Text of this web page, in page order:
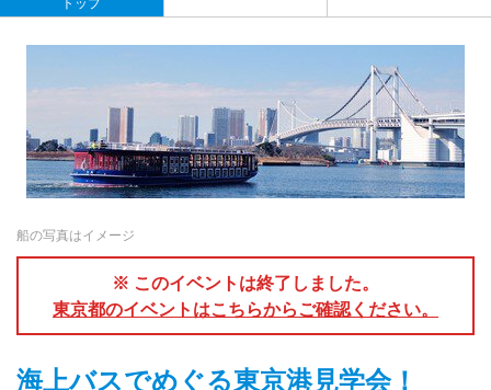
船の写真はイメージ
※ このイベントは終了しました。
東京都のイベントはこちらからご確認ください。
海上バスでめぐる東京港見学会！